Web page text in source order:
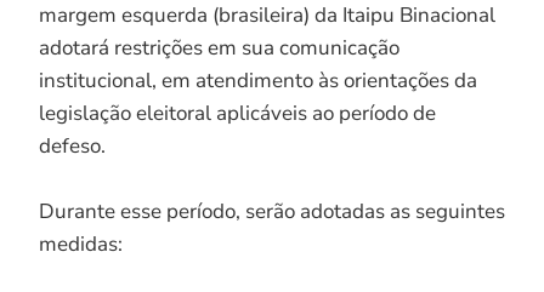
margem esquerda (brasileira) da Itaipu Binacional
adotará restrições em sua comunicação
institucional, em atendimento às orientações da
legislação eleitoral aplicáveis ao período de
defeso.
Durante esse período, serão adotadas as seguintes
medidas: